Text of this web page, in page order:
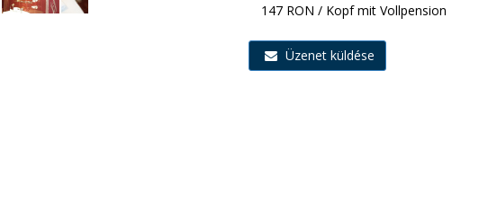
147 RON / Kopf mit Vollpension
Üzenet küldése